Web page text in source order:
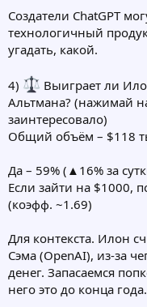
Создатели ChatGPT
технологичный
угадать, какой.
4)
Выиграет ли
Альтмана? (нажимай
заинтересовало)
Общий объём – $118
Да – 59% (▲16% за
Если зайти на $1000,
(коэфф. ~1.69)
Для контекста. Илон
Сэма (OpenAI), из-за
денег. Запасаемся
него это до конца года.